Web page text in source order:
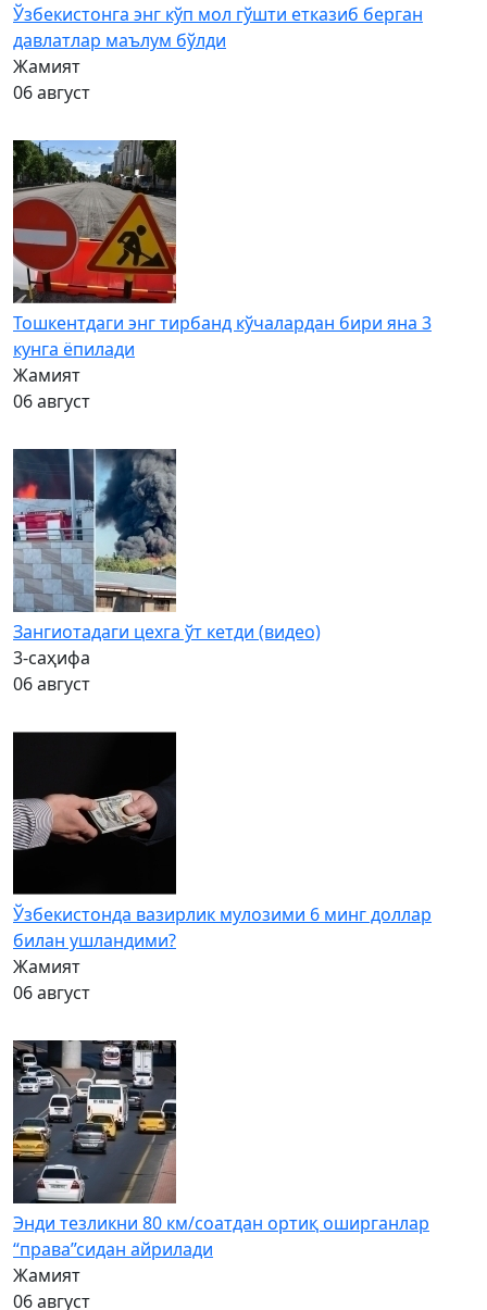
Ўзбекистонга энг кўп мол гўшти етказиб берган
давлатлар маълум бўлди
Жамият
06 август
Тошкентдаги энг тирбанд кўчалардан бири яна 3
кунга ёпилади
Жамият
06 август
Зангиотадаги цехга ўт кетди (видео)
3-саҳифа
06 август
Ўзбекистонда вазирлик мулозими 6 минг доллар
билан ушландими?
Жамият
06 август
Энди тезликни 80 км/соатдан ортиқ оширганлар
“права”сидан айрилади
Жамият
06 август